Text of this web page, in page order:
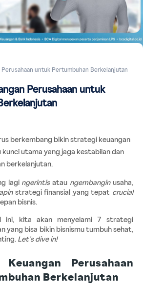
untuk Pertumbuhan Berkelanjutan
Perusahaan untuk
berkembang bikin strategi keuangan
kunci utama yang jaga kestabilan dan
berkelanjutan.
lagi ngerintis atau ngembangin usaha,
strategi finansial yang tepat crucial
bisnis.
ini, kita akan menyelami 7 strategi
yang bisa bikin bisnismu tumbuh sehat,
Let’s dive in!
Perusahaan
Berkelanjutan